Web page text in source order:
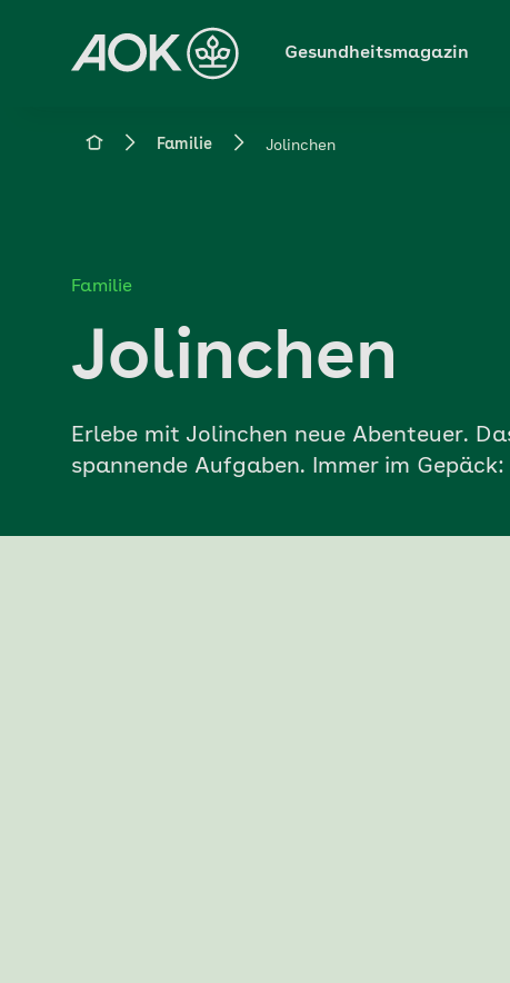
Hauptinhalt
springen
Gesundheitsmagazin
Magazin Familie Jolinchen
Familie
Jolinchen
Erlebe mit Jolinchen neue Abenteuer.
spannende Aufgaben. Immer im